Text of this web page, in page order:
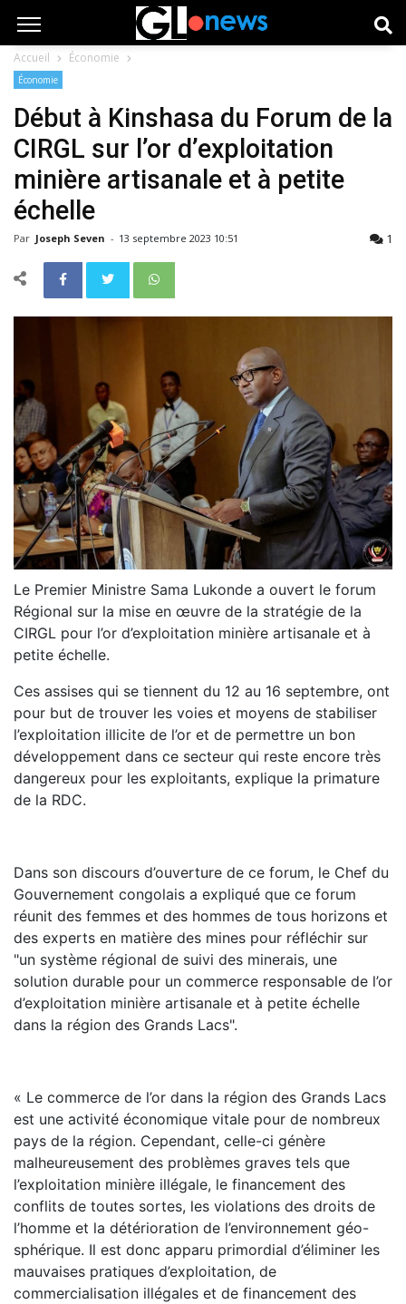
Accueil Économie
Économie
Début à Kinshasa du Forum de la
CIRGL sur l’or d’exploitation
minière artisanale et à petite
échelle
Par Joseph Seven - 13 septembre 2023 10:51 1
Le Premier Ministre Sama Lukonde a ouvert le forum
Régional sur la mise en œuvre de la stratégie de la
CIRGL pour l’or d’exploitation minière artisanale et à
petite échelle.
Ces assises qui se tiennent du 12 au 16 septembre, ont
pour but de trouver les voies et moyens de stabiliser
l’exploitation illicite de l’or et de permettre un bon
développement dans ce secteur qui reste encore très
dangereux pour les exploitants, explique la primature
de la RDC.
Dans son discours d’ouverture de ce forum, le Chef du
Gouvernement congolais a expliqué que ce forum
réunit des femmes et des hommes de tous horizons et
des experts en matière des mines pour réfléchir sur
"un système régional de suivi des minerais, une
solution durable pour un commerce responsable de l’or
d’exploitation minière artisanale et à petite échelle
dans la région des Grands Lacs".
« Le commerce de l’or dans la région des Grands Lacs
est une activité économique vitale pour de nombreux
pays de la région. Cependant, celle-ci génère
malheureusement des problèmes graves tels que
l’exploitation minière illégale, le financement des
conflits de toutes sortes, les violations des droits de
l’homme et la détérioration de l’environnement géo-
sphérique. Il est donc apparu primordial d’éliminer les
mauvaises pratiques d’exploitation, de
commercialisation illégales et de financement des